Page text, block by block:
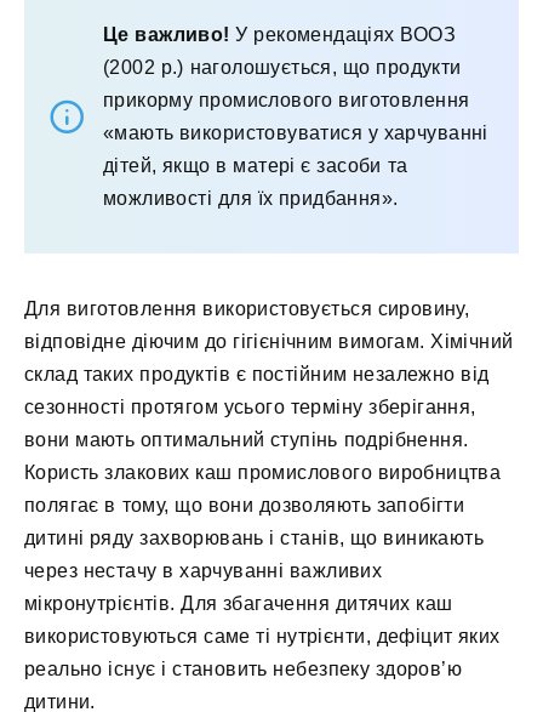
Це важливо! У рекомендаціях ВООЗ
(2002 р.) наголошується, що продукти
прикорму промислового виготовлення
«мають використовуватися у харчуванні
дітей, якщо в матері є засоби та
можливості для їх придбання».
Для виготовлення використовується сировину,
відповідне діючим до гігієнічним вимогам. Хімічний
склад таких продуктів є постійним незалежно від
сезонності протягом усього терміну зберігання,
вони мають оптимальний ступінь подрібнення.
Користь злакових каш промислового виробництва
полягає в тому, що вони дозволяють запобігти
дитині ряду захворювань і станів, що виникають
через нестачу в харчуванні важливих
мікронутрієнтів. Для збагачення дитячих каш
використовуються саме ті нутрієнти, дефіцит яких
реально існує і становить небезпеку здоров’ю
дитини.